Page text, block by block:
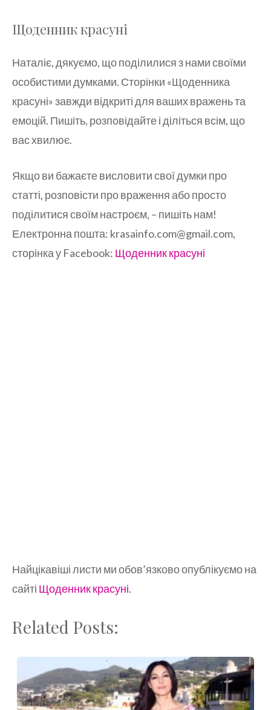
Щоденник красуні
Наталіє, дякуємо, що поділилися з нами своїми
особистими думками. Сторінки «Щоденника
красуні» завжди відкриті для ваших вражень та
емоцій. Пишіть, розповідайте і діліться всім, що
вас хвилює.
Якщо ви бажаєте висловити свої думки про
статті, розповісти про враження або просто
поділитися своїм настроєм, – пишіть нам!
Електронна пошта: krasainfo.com@gmail.com,
сторінка у Facebook: Щоденник красуні
Найцікавіші листи ми обов’язково опублікуємо на
сайті Щоденник красуні.
Related Posts: